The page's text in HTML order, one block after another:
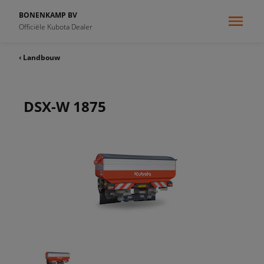
BONENKAMP BV
Officiële Kubota Dealer
‹ Landbouw
DSX-W 1875